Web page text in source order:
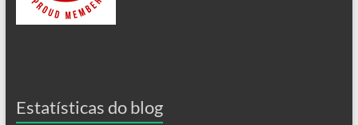
Estatísticas do blog